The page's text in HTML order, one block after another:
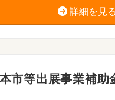
詳細を見る
市等出展事業補助